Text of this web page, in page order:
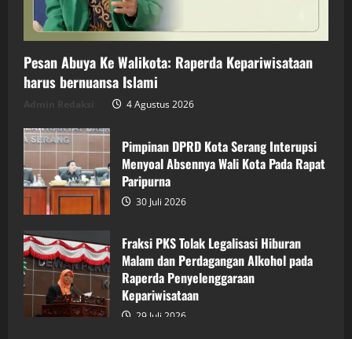
Pesan Abuya Ke Walikota: Raperda Kepariwisataan
harus bernuansa Islami
4 Agustus 2026
Pimpinan DPRD Kota Serang Interupsi
Menyoal Absennya Wali Kota Pada Rapat
Paripurna
30 Juli 2026
Fraksi PKS Tolak Legalisasi Hiburan
Malam dan Perdagangan Alkohol pada
Raperda Penyelenggaraan
Kepariwisataan
29 Juli 2026